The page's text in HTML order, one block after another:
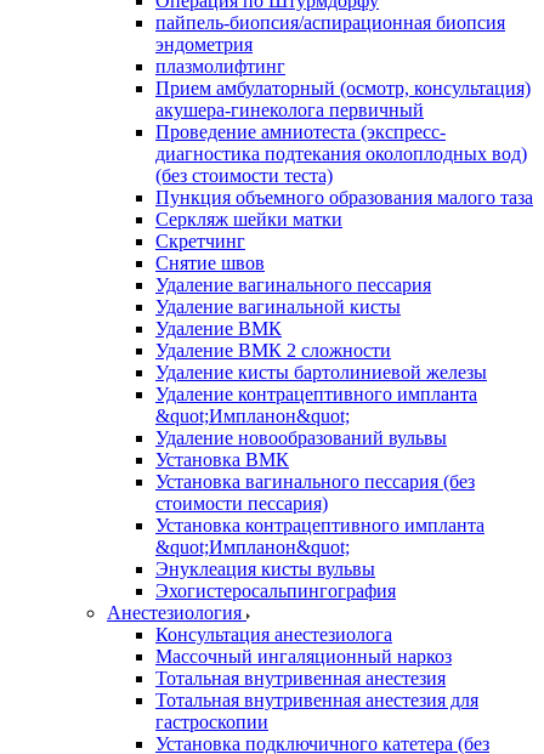
пайпель-биопсия/аспирационная биопсия
эндометрия
плазмолифтинг
Прием амбулаторный (осмотр, консультация)
акушера-гинеколога первичный
Проведение амниотеста (экспресс-
диагностика подтекания околоплодных вод)
(без стоимости теста)
Пункция объемного образования малого таза
Серкляж шейки матки
Скретчинг
Снятие швов
Удаление вагинального пессария
Удаление вагинальной кисты
Удаление ВМК
Удаление ВМК 2 сложности
Удаление кисты бартолиниевой железы
Удаление контрацептивного импланта
&quot;Импланон&quot;
Удаление новообразований вульвы
Установка ВМК
Установка вагинального пессария (без
стоимости пессария)
Установка контрацептивного импланта
&quot;Импланон&quot;
Энуклеация кисты вульвы
Эхогистеросальпингография
Анестезиология
Консультация анестезиолога
Массочный ингаляционный наркоз
Тотальная внутривенная анестезия
Тотальная внутривенная анестезия для
гастроскопии
Установка подключичного катетера (без